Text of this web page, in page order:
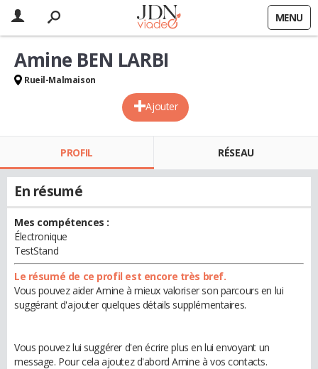
MENU
Ajouter
Amine BEN LARBI
Rueil-Malmaison
PROFIL RÉSEAU
En résumé
Mes compétences :
Électronique
TestStand
Le résumé de ce profil est encore très bref.
Vous pouvez aider Amine à mieux valoriser son parcours en lui
suggérant d'ajouter quelques détails supplémentaires.
Vous pouvez lui suggérer d'en écrire plus en lui envoyant un
message. Pour cela ajoutez d'abord Amine à vos contacts.